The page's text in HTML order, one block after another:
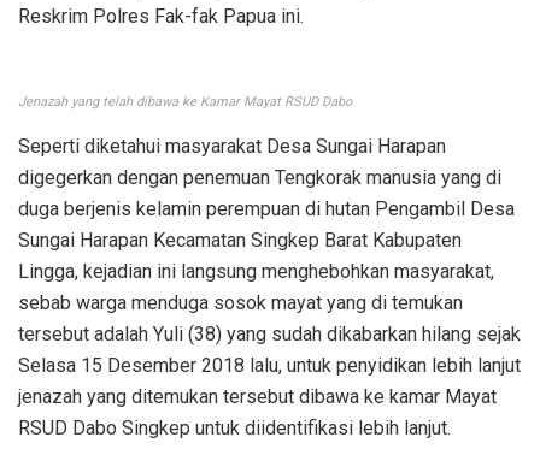
Reskrim Polres Fak-fak Papua ini.
Jenazah yang telah dibawa ke Kamar Mayat RSUD Dabo
Seperti diketahui masyarakat Desa Sungai Harapan
digegerkan dengan penemuan Tengkorak manusia yang di
duga berjenis kelamin perempuan di hutan Pengambil Desa
Sungai Harapan Kecamatan Singkep Barat Kabupaten
Lingga, kejadian ini langsung menghebohkan masyarakat,
sebab warga menduga sosok mayat yang di temukan
tersebut adalah Yuli (38) yang sudah dikabarkan hilang sejak
Selasa 15 Desember 2018 lalu, untuk penyidikan lebih lanjut
jenazah yang ditemukan tersebut dibawa ke kamar Mayat
RSUD Dabo Singkep untuk diidentifikasi lebih lanjut.